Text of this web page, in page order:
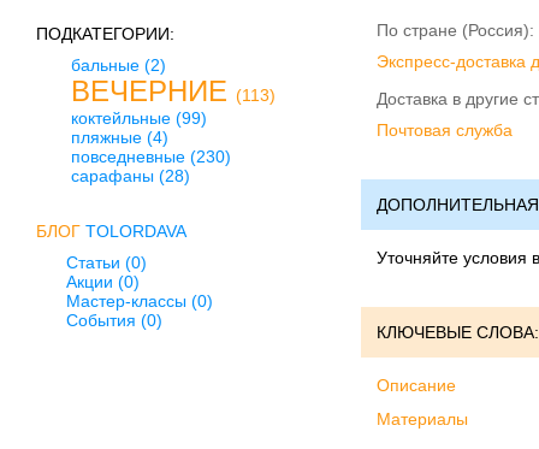
ПОДКАТЕГОРИИ:
бальные (2)
ВЕЧЕРНИЕ (113)
коктейльные (99)
пляжные (4)
повседневные (230)
сарафаны (28)
БЛОГ TOLORDAVA
Статьи (0)
Акции (0)
Мастер-классы (0)
События (0)
По стране (Россия):
Экспресс-доставка
Доставка в другие
Почтовая служба
Уточняйте условия
КЛЮЧЕВЫЕ СЛОВА:
Описание
Материалы